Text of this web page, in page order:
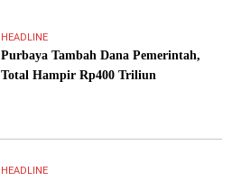
HEADLINE
Purbaya Tambah Dana Pemerintah,
Total Hampir Rp400 Triliun
HEADLINE